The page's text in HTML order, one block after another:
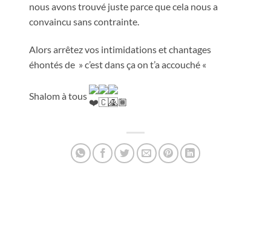
nous avons trouvé juste parce que cela nous a
convaincu sans contrainte.
Alors arrêtez vos intimidations et chantages
éhontés de » c’est dans ça on t’aaccouché «
Shalom à tous